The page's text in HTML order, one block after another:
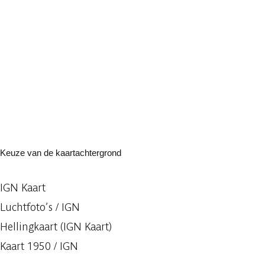
Keuze van de kaartachtergrond
IGN Kaart
Luchtfoto’s / IGN
Hellingkaart (IGN Kaart)
Kaart 1950 / IGN